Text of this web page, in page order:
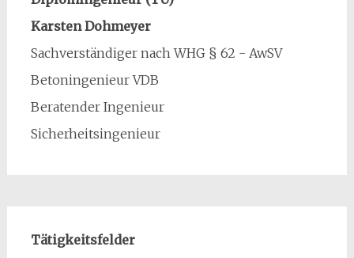
Karsten Dohmeyer
Sachverständiger nach WHG § 62 - AwSV
Betoningenieur VDB
Beratender Ingenieur
Sicherheitsingenieur
Tätigkeitsfelder